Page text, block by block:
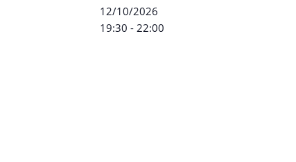
12/10/2026
19:30 - 22:00